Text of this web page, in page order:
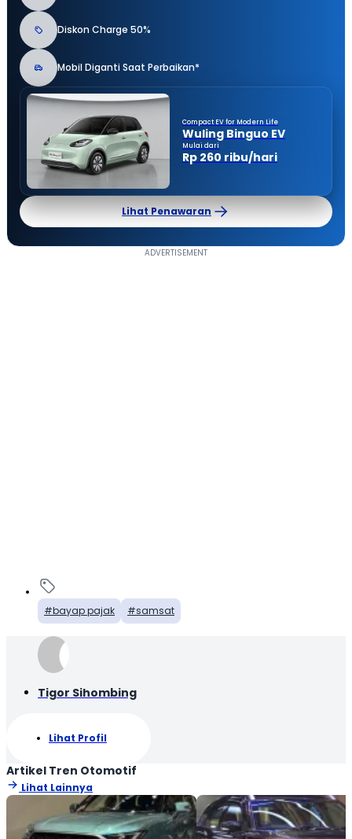
Diskon Charge 50%
Mobil Diganti Saat Perbaikan*
Compact EV for Modern Life
Wuling Binguo EV
Mulai dari
Rp 260 ribu/hari
Lihat Penawaran
bayap pajak samsat
Tigor Sihombing
Lihat Profil
Artikel Tren Otomotif
Lihat Lainnya